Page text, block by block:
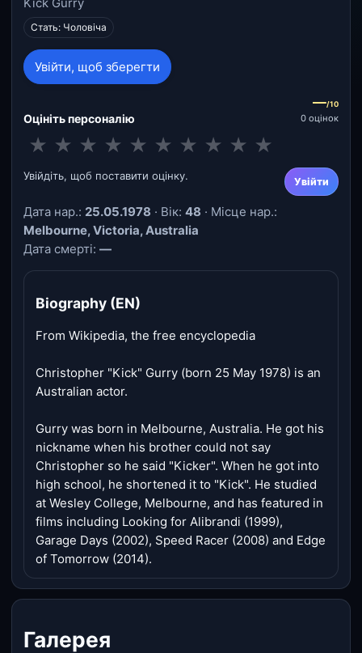
Стать: Чоловіча
Увійти, щоб зберегти
Оцініть персоналію
—/10
0 оцінок
★ ★ ★ ★ ★ ★ ★ ★ ★ ★
Увійдіть, щоб поставити оцінку. Увійти
Дата нар.: 25.05.1978 · Вік: 48 · Місце нар.:
Melbourne, Victoria, Australia
Дата смерті: —
Biography (EN)
From Wikipedia, the free encyclopedia
Christopher "Kick" Gurry (born 25 May 1978) is an
Australian actor.
Gurry was born in Melbourne, Australia. He got his
nickname when his brother could not say
Christopher so he said "Kicker". When he got into
high school, he shortened it to "Kick". He studied
at Wesley College, Melbourne, and has featured in
films including Looking for Alibrandi (1999),
Garage Days (2002), Speed Racer (2008) and Edge
of Tomorrow (2014).
Галерея